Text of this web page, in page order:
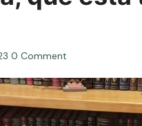
0 Comment